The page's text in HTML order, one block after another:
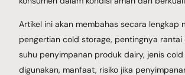
Artikel ini akan membahas secara lengkap
pengertian cold storage, pentingnya rantai
suhu penyimpanan produk dairy, jenis
digunakan, manfaat, risiko jika